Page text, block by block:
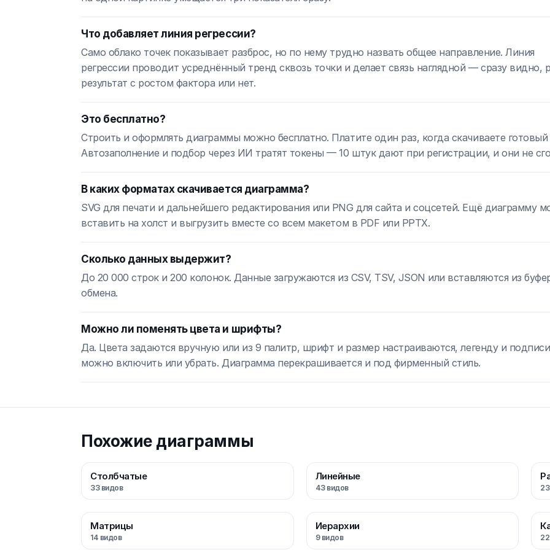
Что добавляет линия регрессии?
Само облако точек показывает разброс, но по нему трудно назвать общее направление. Линия
регрессии проводит усреднённый тренд сквозь точки и делает связь наглядной — сразу видно,
результат с ростом фактора или нет.
Это бесплатно?
Строить и оформлять диаграммы можно бесплатно. Платите один раз, когда скачиваете готовый
Автозаполнение и подбор через ИИ тратят токены — 10 штук дают при регистрации, и они не
В каких форматах скачивается диаграмма?
SVG для печати и дальнейшего редактирования или PNG для сайта и соцсетей. Ещё диаграмму
вставить на холст и выгрузить вместе со всем макетом в PDF или PPTX.
Сколько данных выдержит?
До 20 000 строк и 200 колонок. Данные загружаются из CSV, TSV, JSON или вставляются из
обмена.
Можно ли поменять цвета и шрифты?
Да. Цвета задаются вручную или из 9 палитр, шрифт и размер настраиваются, легенду и
можно включить или убрать. Диаграмма перекрашивается и под фирменный стиль.
Похожие диаграммы
Столбчатые
33видов
Линейные
43видов 23
Матрицы
14 видов
Иерархии
9видов 22